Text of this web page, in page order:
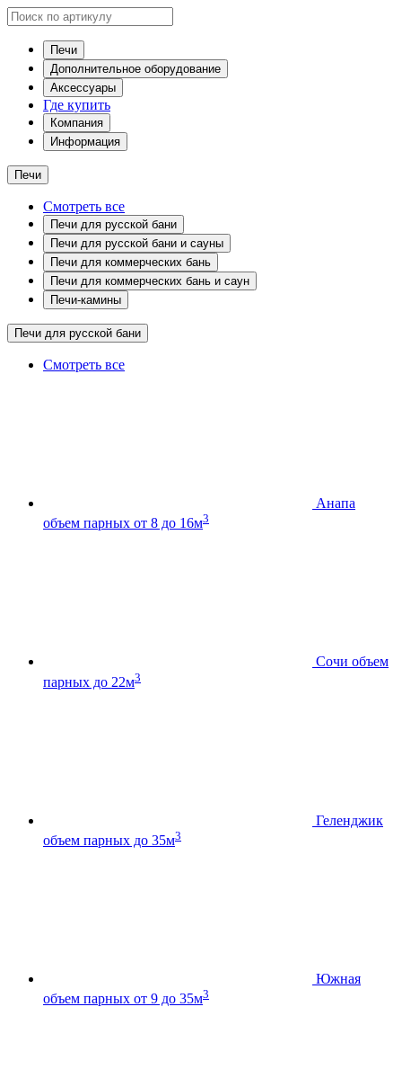
Печи
Дополнительное оборудование
Аксессуары
Где купить
Компания
Информация
Печи
Смотреть все
Печи для русской бани
Печи для русской бани и сауны
Печи для коммерческих бань
Печи для коммерческих бань и саун
Печи-камины
Печи для русской бани
Смотреть все
Анапа
объем парных от 8 до 16м3
Сочи объем
парных до 22м3
Геленджик
объем парных до 35м3
Южная
объем парных от 9 до 35м3